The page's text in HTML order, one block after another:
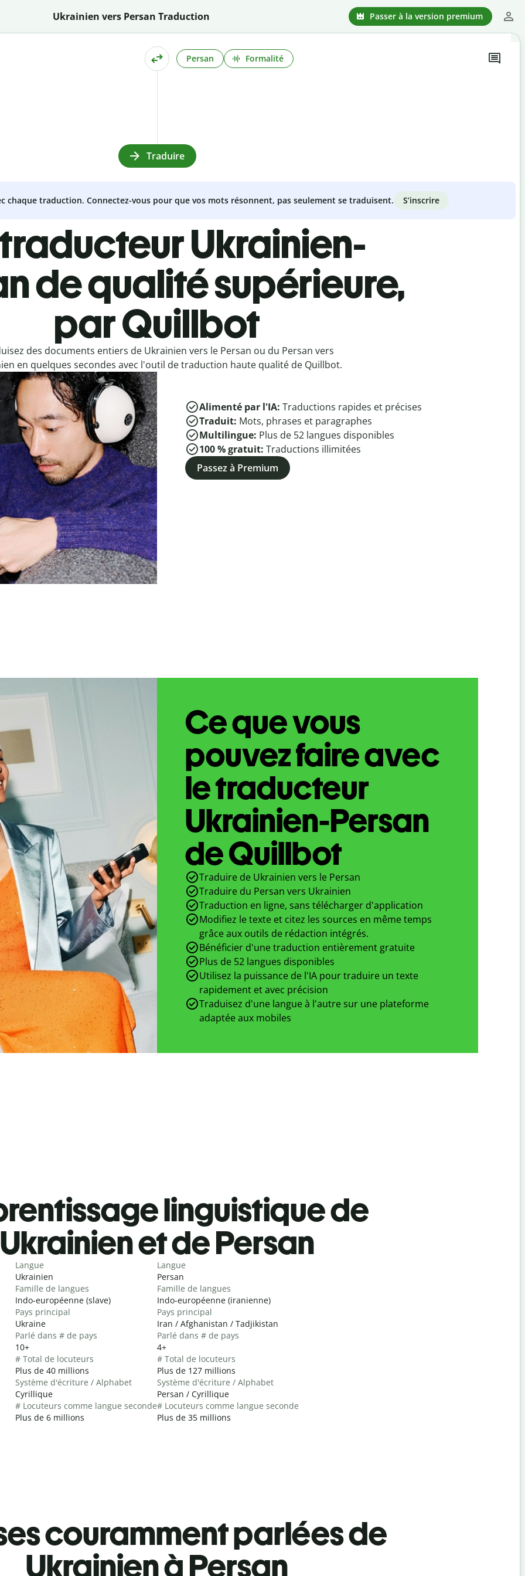
Ukrainien vers Persan Traduction Passer à la version premium
Persan Formalité
Traduire
chaque traduction. Connectez-vous pour que vos mots résonnent, pas seulement se traduisent. S’inscrire
Ukrainien-
de qualité supérieure,
par Quillbot
des documents entiers de Ukrainien vers le Persan ou du Persan vers
en quelques secondes avec l'outil de traduction haute qualité de Quillbot.
Alimenté par l'IA: Traductions rapides et précises
Traduit: Mots, phrases et paragraphes
Multilingue: Plus de 52 langues disponibles
100 % gratuit: Traductions illimitées
Passez à Premium
Ce que vous
pouvez faire avec
le traducteur
Ukrainien-Persan
de Quillbot
Traduire de Ukrainien vers le Persan
Traduire du Persan vers Ukrainien
Traduction en ligne, sans télécharger d'application
Modifiez le texte et citez les sources en même temps
grâce aux outils de rédaction intégrés.
Bénéficier d'une traduction entièrement gratuite
Plus de 52 langues disponibles
Utilisez la puissance de l'IA pour traduire un texte
rapidement et avec précision
Traduisez d'une langue à l'autre sur une plateforme
adaptée aux mobiles
linguistique de
Ukrainien et de Persan
Langue
Ukrainien
Famille de langues
Indo-européenne (slave)
Pays principal
Ukraine
Parlé dans # de pays
10+
# Total de locuteurs
Plus de 40 millions
Système d'écriture / Alphabet
Cyrillique
# Locuteurs comme langue seconde
Plus de 6 millions
Langue
Persan
Famille de langues
Indo-européenne (iranienne)
Pays principal
Iran / Afghanistan / Tadjikistan
Parlé dans # de pays
4+
# Total de locuteurs
Plus de 127 millions
Système d'écriture / Alphabet
Persan / Cyrillique
# Locuteurs comme langue seconde
Plus de 35 millions
couramment parlées de
Ukrainien à Persan